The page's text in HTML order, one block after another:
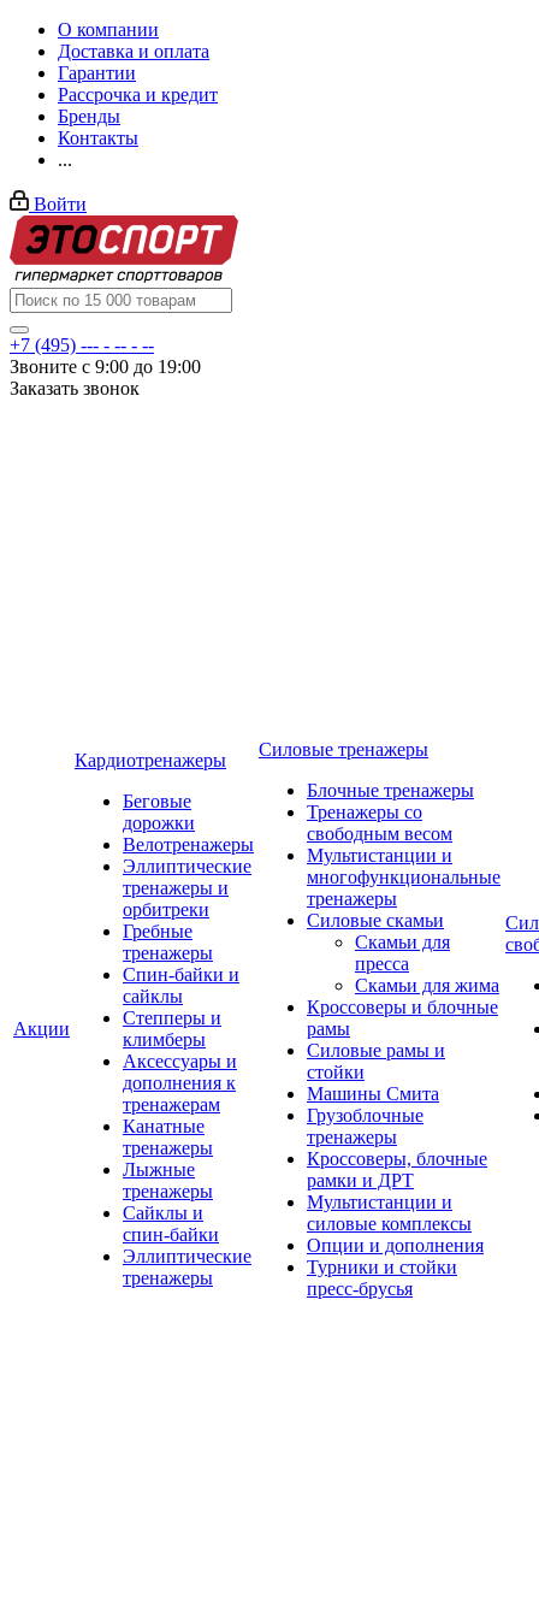
О компании
Доставка и оплата
Гарантии
Рассрочка и кредит
Бренды
Контакты
...
Войти
+7 (495) --- - -- - --
Звоните с 9:00 до 19:00
Заказать звонок
Акции
Кардиотренажеры
Беговые
дорожки
Велотренажеры
Эллиптические
тренажеры и
орбитреки
Гребные
тренажеры
Спин-байки и
сайклы
Степперы и
климберы
Аксессуары и
дополнения к
тренажерам
Канатные
тренажеры
Лыжные
тренажеры
Сайклы и
спин-байки
Эллиптические
тренажеры
Силовые тренажеры
Блочные тренажеры
Тренажеры со
свободным весом
Мультистанции и
многофункциональные
тренажеры
Силовые скамьи
Скамьи для
пресса
Скамьи для жима
Кроссоверы и блочные
рамы
Силовые рамы и
стойки
Машины Смита
Грузоблочные
тренажеры
Кроссоверы, блочные
рамки и ДРТ
Мультистанции и
силовые комплексы
Опции и дополнения
Турники и стойки
пресс-брусья